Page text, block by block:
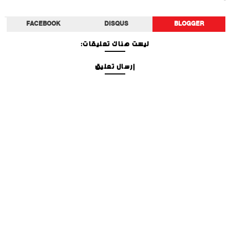
BLOGGER
DISQUS
FACEBOOK
ليست هناك تعليقات:
إرسال تعليق